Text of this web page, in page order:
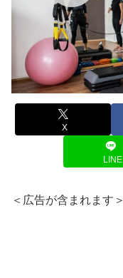
X
LINE
＜広告が含まれます＞